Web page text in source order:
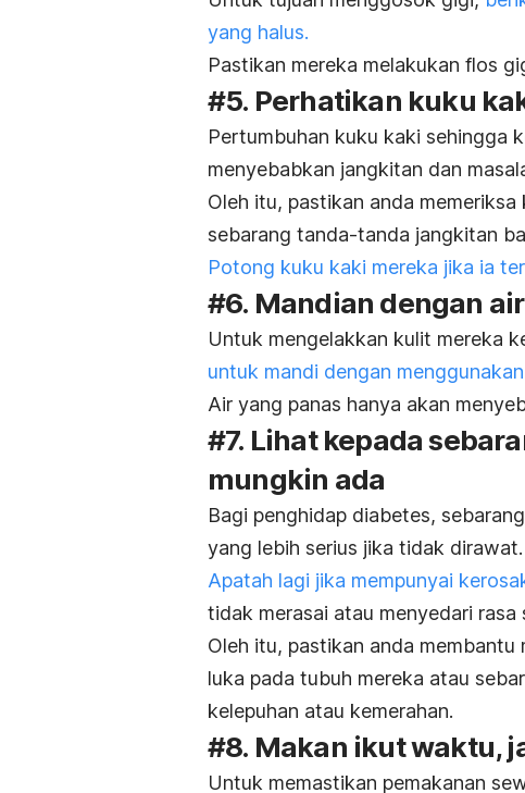
yang halus.
Pastikan mereka melakukan flos
#5. Perhatikan kuku
Pertumbuhan kuku kaki sehingga
menyebabkan jangkitan dan
Oleh itu, pastikan anda
sebarang tanda-tanda jangkitan
Potong kuku kaki mereka jika ia
#6. Mandian dengan
Untuk mengelakkan kulit mereka
untuk mandi dengan
Air yang panas hanya akan
#7. Lihat kepada
mungkin ada
Bagi penghidap diabetes,
yang lebih serius jika tidak dirawat.
Apatah lagi jika mempunyai
tidak merasai atau menyedari
Oleh itu, pastikan anda
luka pada tubuh mereka atau
kelepuhan atau kemerahan.
#8. Makan ikut waktu,
Untuk memastikan pemakanan